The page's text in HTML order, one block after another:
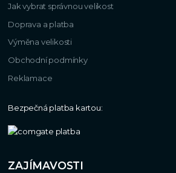
Jak vybrat správnou velikost
Doprava a platba
Výměna velikosti
Obchodní podmínky
Reklamace
Bezpečná platba kartou:
ZAJÍMAVOSTI